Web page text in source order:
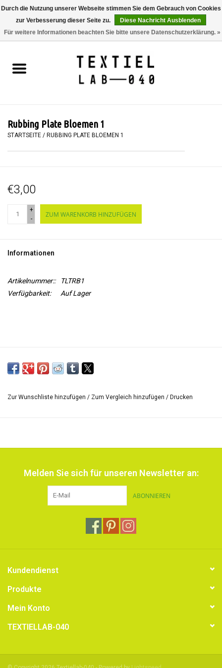
0 Artikel - €0,00
BÜCHER
MALEN
WORKSHOPS
SPECIALS
Rubbing Plate Bloemen 1
STARTSEITE / RUBBING PLATE BLOEMEN 1
€3,00
+
-
ZUM WARENKORB HINZUFÜGEN
Informationen
Artikelnummer::
TLTRB1
Verfügbarkeit:
Auf Lager
Zur Wunschliste hinzufügen / Zum Vergleich hinzufügen / Drucken
Melden Sie sich für unseren Newsletter an:
ABONNIEREN
Kundendienst
Produkte
Mein Konto
TEXTIELLAB-040
Durch die Nutzung unserer Webseite stimmen Sie dem Gebrauch von Cookies
zur Verbesserung dieser Seite zu.
Diese Nachricht Ausblenden
Für weitere Informationen beachten Sie bitte unsere Datenschutzerklärung. »